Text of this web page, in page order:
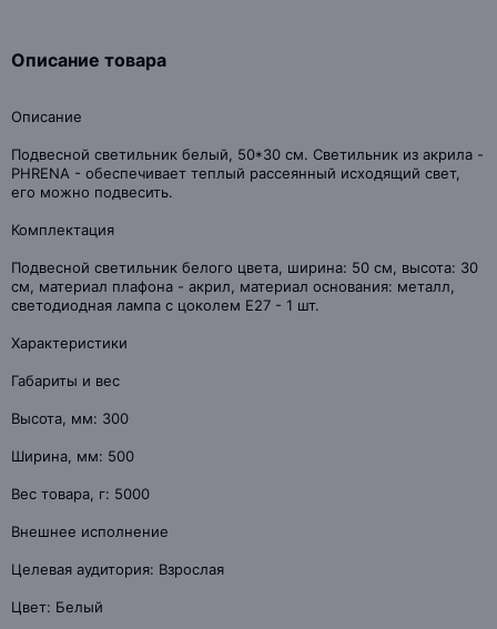
Описание товара
Описание
Подвесной светильник белый, 50*30 см. Светильник из акрила -
PHRENA - обеспечивает теплый рассеянный исходящий свет,
его можно подвесить.
Комплектация
Подвесной светильник белого цвета, ширина: 50 см, высота: 30
см, материал плафона - акрил, материал основания: металл,
светодиодная лампа с цоколем E27 - 1 шт.
Характеристики
Габариты и вес
Высота, мм: 300
Ширина, мм: 500
Вес товара, г: 5000
Внешнее исполнение
Целевая аудитория: Взрослая
Цвет: Белый